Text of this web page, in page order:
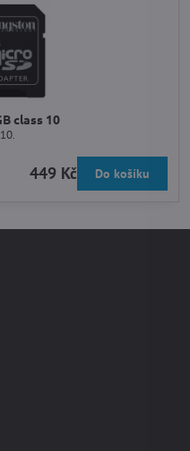
class 10
449 Kč Do košíku